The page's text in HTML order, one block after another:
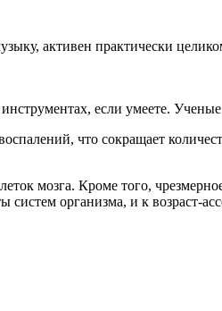
активен практически
если умеете.
что сокращает
мозга. Кроме того,
систем организма, и к возраст-